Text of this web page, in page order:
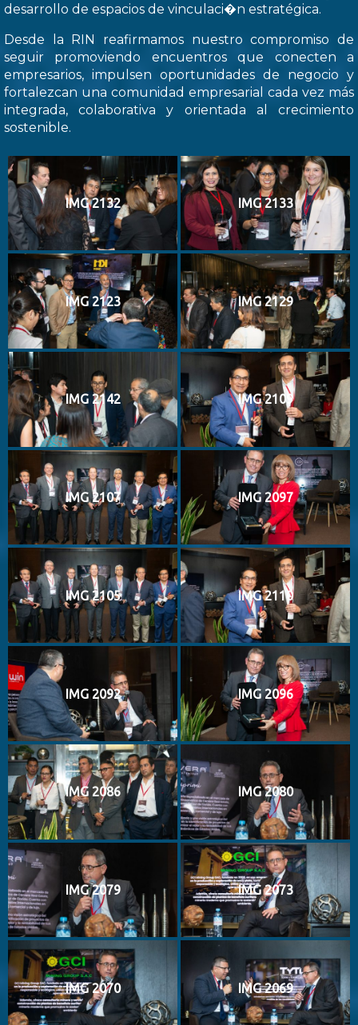
desarrollo de espacios de vinculaci�n estratégica.
Desde la RIN reafirmamos nuestro compromiso de
seguir promoviendo encuentros que conecten a
empresarios, impulsen oportunidades de negocio y
fortalezcan una comunidad empresarial cada vez más
integrada, colaborativa y orientada al crecimiento
sostenible.
IMG 2132 IMG 2133
IMG 2123 IMG 2129
IMG 2142 IMG 2109
IMG 2107 IMG 2097
IMG 2105 IMG 2110
IMG 2092 IMG 2096
IMG 2086 IMG 2080
IMG 2079 IMG 2073
IMG 2070 IMG 2069